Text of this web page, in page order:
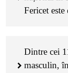
Fericet este
Dintre cei
masculin,